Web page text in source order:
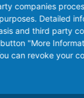
J 14,5
conforme a
companies
Detailed
and third party
"More
can revoke your